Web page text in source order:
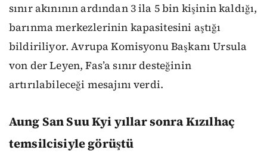
sınır akınının ardından 3 ila 5 bin kişinin kaldığı,
barınma merkezlerinin kapasitesini aştığı
bildiriliyor. Avrupa Komisyonu Başkanı Ursula
von der Leyen, Fas’a sınır desteğinin
artırılabileceği mesajını verdi.
Aung San Suu Kyi yıllar sonra Kızılhaç
temsilcisiyle görüştü